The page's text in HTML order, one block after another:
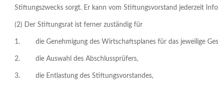
Stiftungszwecks sorgt. Er kann vom Stiftungsvorstand jederzeit
(2) Der Stiftungsrat ist ferner zuständig für
1. die Genehmigung des Wirtschaftsplanes für das jeweilige
2. die Auswahl des Abschlussprüfers,
3. die Entlastung des Stiftungsvorstandes,